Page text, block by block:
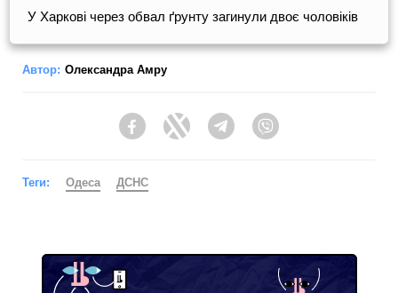
У Харкові через обвал ґрунту загинули двоє чоловіків
Автор: Олександра Амру
FacebookTwitter Telegram
Теги: Одеса ДСНС